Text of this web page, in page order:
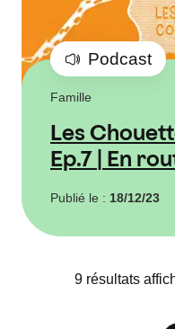
Les
Ep.7 | En
Famille
Podcast
Publié le : 18/12/23
9 résultats